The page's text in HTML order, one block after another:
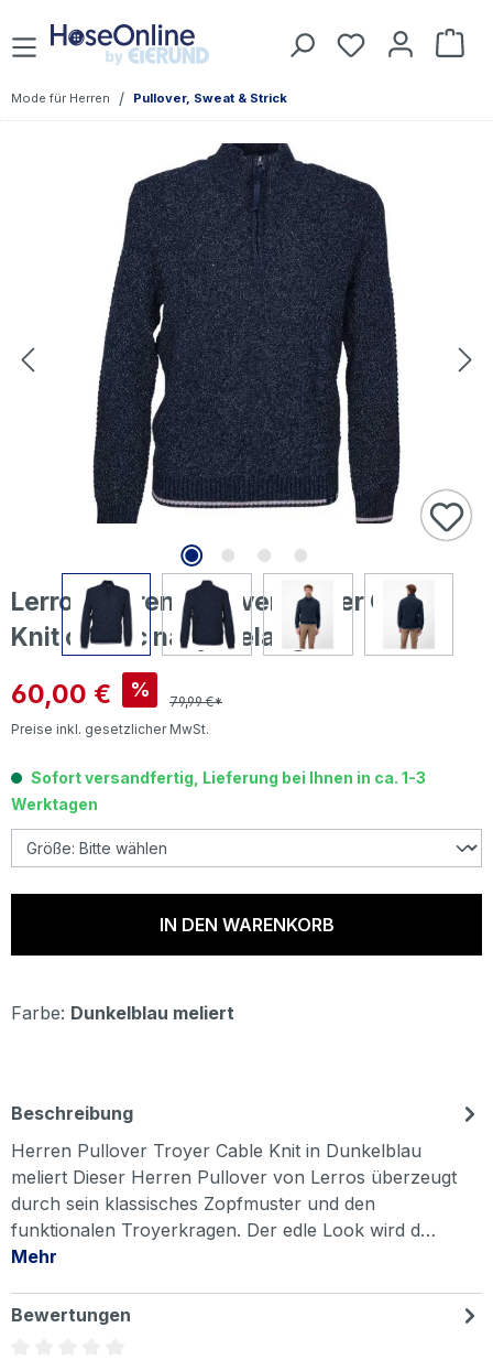
Zum Hauptinhalt springen Du hast 0
Mode für Herren / Pullover, Sweat & Strick
Bildergalerie überspringen
Lerros Herren Pullover Troyer Cable
Knit classic navy melange
Verkaufspreis:
60,00 € %
79,99 €*
Preise inkl. gesetzlicher MwSt.
Sofort versandfertig, Lieferung bei Ihnen in ca. 1-3
Werktagen
IN DEN WARENKORB
Farbe: Dunkelblau meliert
Beschreibung
Herren Pullover Troyer Cable Knit in Dunkelblau
meliert Dieser Herren Pullover von Lerros überzeugt
durch sein klassisches Zopfmuster und den
funktionalen Troyerkragen. Der edle Look wird d…
Mehr
Bewertungen